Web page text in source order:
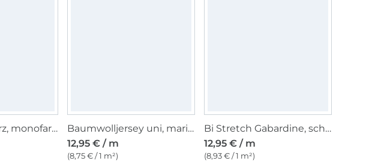
Chiffon schwarz, monofarben
Baumwolljersey uni, marine
12,95 € / m
(8,75 € / 1 m²)
Bi Stretch Gabardine, schwarz
12,95 € / m
(8,93 € / 1 m²)